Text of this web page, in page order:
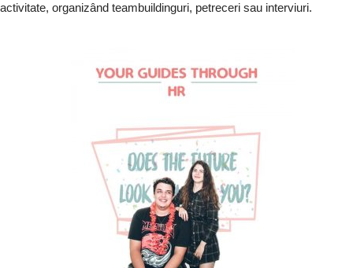
activitate, organizând teambuildinguri, petreceri sau interviuri.